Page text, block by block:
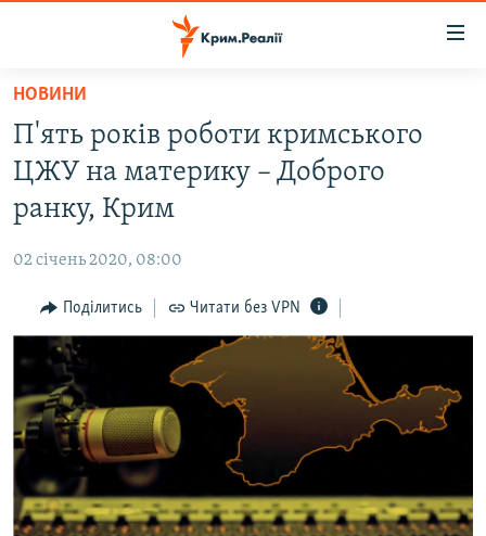
Перейти
основного
матеріалу
до
основної
Перейти
до
пошуку
НОВИНИ
ВОДА.КРИМ
ВІДЕО ТА ФОТО
БЛОГИ
ПОГЛЯД
ІНТЕРВ'Ю
ВСЕ ЗА ДЕНЬ
СПЕЦПРОЕКТИ
ДЕПОРТАЦІЯ
ВІДЕОУРОКИ «ELIFBE»
ЯК ОБІЙТИ БЛОКУВАННЯ
Русский
НОВИНИ
П'ять років роботи кримського
ЦЖУ на материку – Доброго
ранку, Крим
02 січень 2020, 08:00
Поділитись Читати без VPN